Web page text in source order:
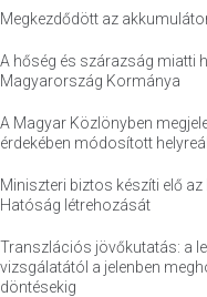
Megkezdődött az
A hőség és szárazság miatti
Magyarország Kormánya
A Magyar Közlönyben
érdekében módosított
Miniszteri biztos készíti elő
Hatóság létrehozását
Transzlációs jövőkutatás: a
vizsgálatától a jelenben
döntésekig